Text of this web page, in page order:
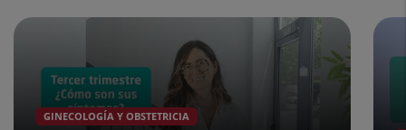
Número
diapositivas:
GINECOLOGÍA Y OBSTETRICIA